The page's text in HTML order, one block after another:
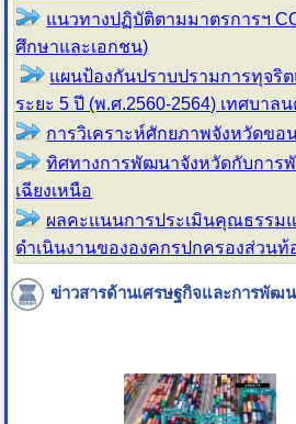
แนวทางปฏิบัติตามมาตรการฯ
ศึกษาและเอกชน)
แผนป้องกันปราบปรามการทุจริ
ระยะ 5 ปี (พ.ศ.2560-2564) เทศบา
การวิเคราะห์ศักยภาพจังหวัดขอ
ทิศทางการพัฒนาจังหวัดกับการ
เฉียงเหนือ
ผลคะแนนการประเมินคุณธรรม
ดำเนินงานขององคกรปกครองส่วนท้
ข่าวสารด้านเศรษฐกิจและการพัฒ